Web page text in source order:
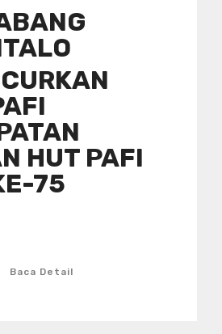
HUT PAFI
75
Baca Detail